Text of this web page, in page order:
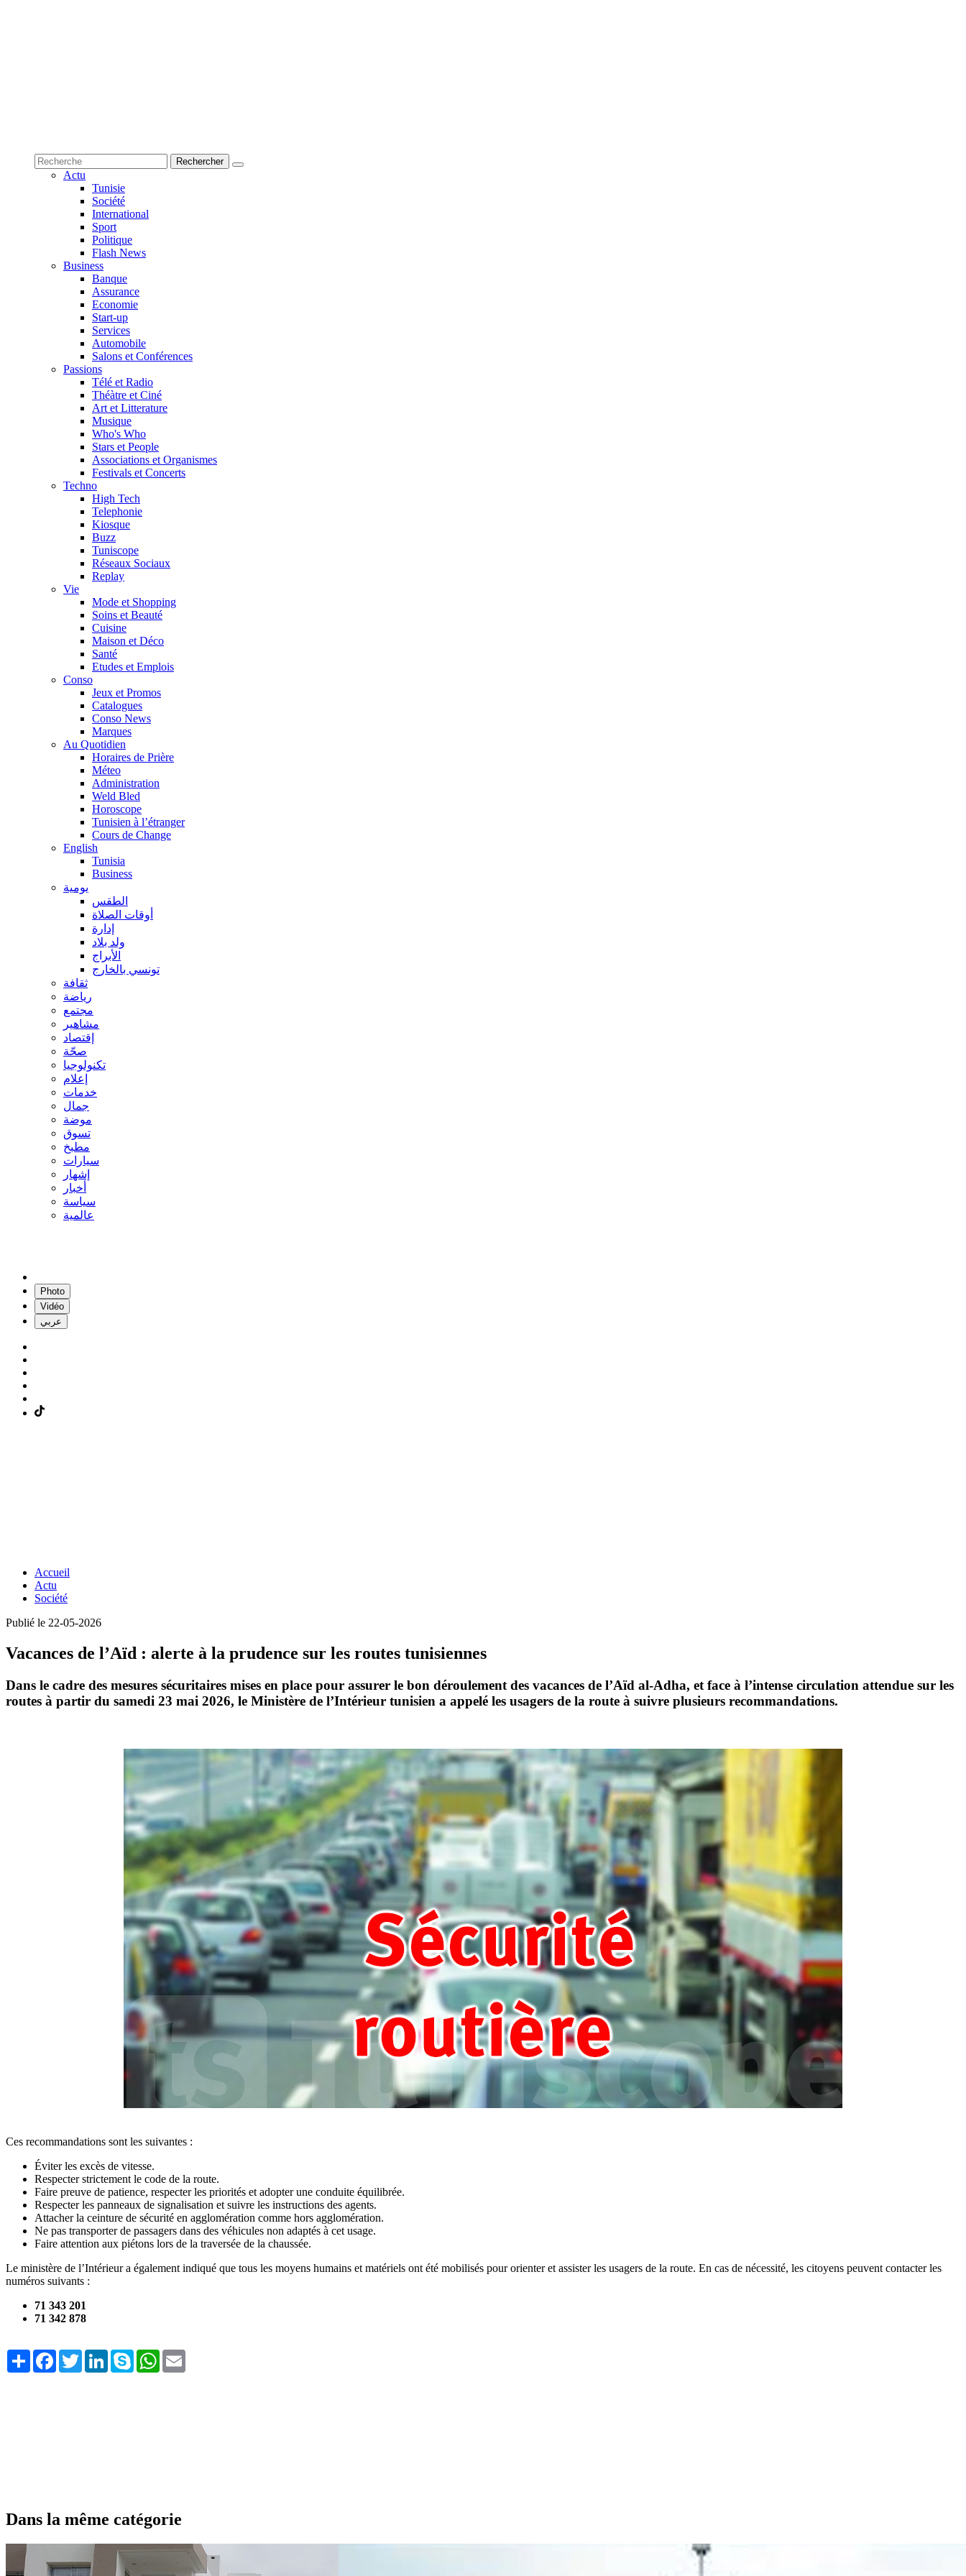
Actu
Tunisie
Société
International
Sport
Politique
Flash News
Business
Banque
Assurance
Economie
Start-up
Services
Automobile
Salons et Conférences
Passions
Télé et Radio
Théàtre et Ciné
Art et Litterature
Musique
Who's Who
Stars et People
Associations et Organismes
Festivals et Concerts
Techno
High Tech
Telephonie
Kiosque
Buzz
Tuniscope
Réseaux Sociaux
Replay
Vie
Mode et Shopping
Soins et Beauté
Cuisine
Maison et Déco
Santé
Etudes et Emplois
Conso
Jeux et Promos
Catalogues
Conso News
Marques
Au Quotidien
Horaires de Prière
Méteo
Administration
Weld Bled
Horoscope
Tunisien à l’étranger
Cours de Change
English
Tunisia
Business
يومية
الطقس
أوقات الصلاة
إدارة
ولد بلاد
الأبراج
تونسي بالخارج
ثقافة
رياضة
مجتمع
مشاهير
إقتصاد
صحّة
تكنولوجيا
إعلام
خدمات
جمال
موضة
تسوق
مطبخ
سيارات
إشهار
أخبار
سياسة
عالمية
Photo
Vidéo
عربي
Accueil
Actu
Société
Publié le 22-05-2026
Vacances de l’Aïd : alerte à la prudence sur les routes tunisiennes
Dans le cadre des mesures sécuritaires mises en place pour assurer le bon déroulement des vacances de l’Aïd al-Adha, et face à l’intense circulation attendue sur les
routes à partir du samedi 23 mai 2026, le Ministère de l’Intérieur tunisien a appelé les usagers de la route à suivre plusieurs recommandations.
Ces recommandations sont les suivantes :
Éviter les excès de vitesse.
Respecter strictement le code de la route.
Faire preuve de patience, respecter les priorités et adopter une conduite équilibrée.
Respecter les panneaux de signalisation et suivre les instructions des agents.
Attacher la ceinture de sécurité en agglomération comme hors agglomération.
Ne pas transporter de passagers dans des véhicules non adaptés à cet usage.
Faire attention aux piétons lors de la traversée de la chaussée.
Le ministère de l’Intérieur a également indiqué que tous les moyens humains et matériels ont été mobilisés pour orienter et assister les usagers de la route. En cas de nécessité, les citoyens peuvent contacter les
numéros suivants :
71 343 201
71 342 878
Share FacebookTwitterLinkedInSkype WhatsApp
Dans la même catégorie